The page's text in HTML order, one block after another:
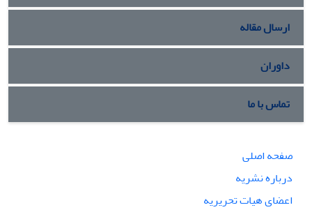
ارسال مقاله
داوران
تماس با ما
صفحه اصلی
درباره نشریه
اعضای هیات تحریریه